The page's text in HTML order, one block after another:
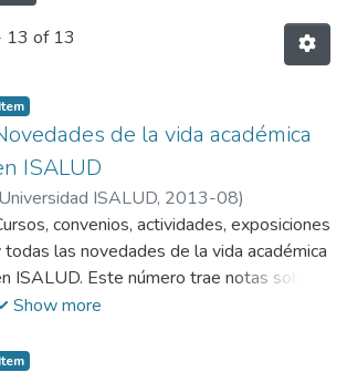
13 of 13
Item
de la vida académica
ISALUD
Universidad ISALUD, 2013-08)
convenios, actividades, exposiciones
todas las novedades de la vida académica
ISALUD. Este número trae notas sobre:
al Dr. Ginés González García
Pediátrica; Actualización en
Show more
Item